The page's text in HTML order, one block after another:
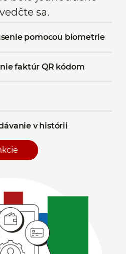
sa.
pomocou biometrie
faktúr QR kódom
v histórii